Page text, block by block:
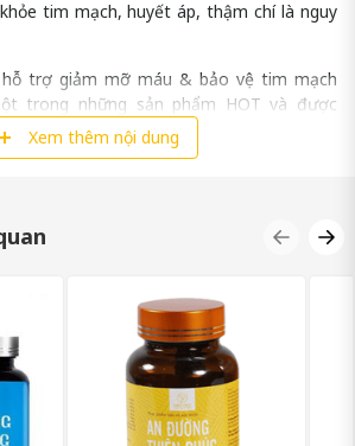
tim mạch, huyết áp, thậm chí là nguy
hỗ trợ giảm mỡ máu & bảo vệ tim mạch
trong những sản phẩm HOT và được
dụng, chất lượng để nâng cao sức khoẻ
LÀ SẢN PHẨM GÌ?
khoẻ bảo vệ tim mạch được rất nhiều
phẩm được chiết xuất từ những loại dược
tác dụng hỗ trợ cho người gặp vấn đề về
ổn định, nhịp tim rối loạn và giảm
tới xơ vữa động mạch.
Xem thêm nội dung